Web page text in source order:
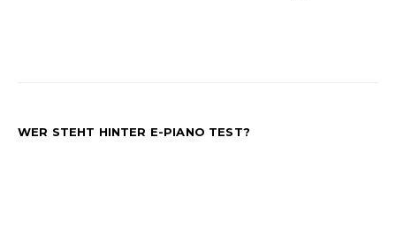
WER STEHT HINTER E-PIANO TEST?